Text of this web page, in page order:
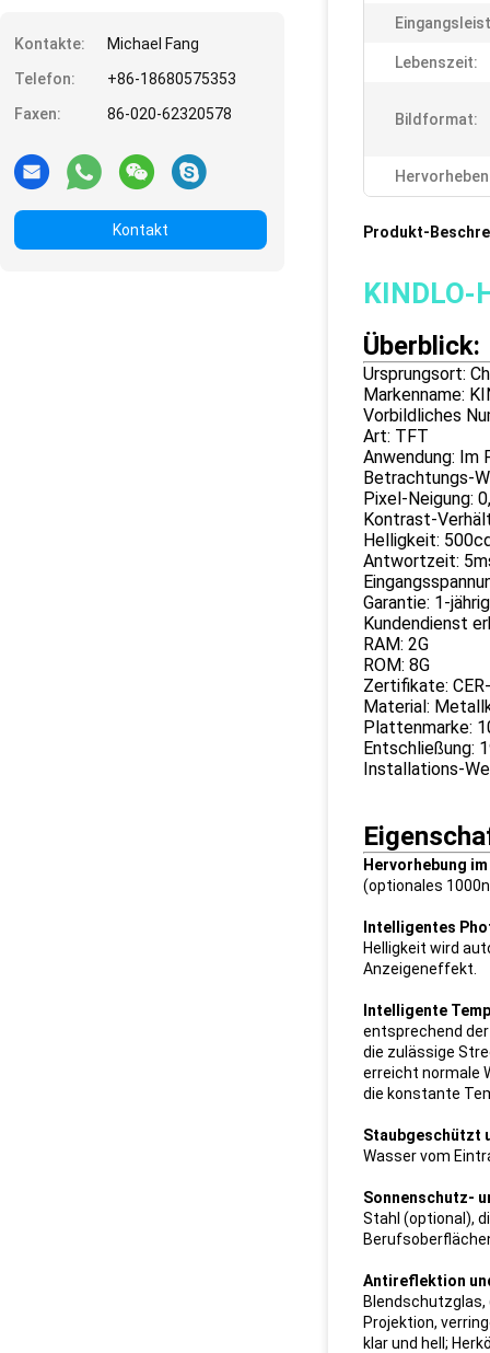
Kontakte:
Michael Fang
Telefon:
+86-18680575353
Faxen:
86-020-62320578
Kontakt
Lebenszeit:
Bildformat:
Produkt-
KINDLO-
Überblick:
Ursprungsort:
Markenname:
Vorbildliches
Art: TFT
Anwendung: Im
Betrachtungs-
Pixel-Neigung:
Kontrast-
Helligkeit:
Antwortzeit:
Garantie: 1-
Kundendienst
RAM: 2G
ROM: 8G
Zertifikate:
Material:
Plattenmarke:
Entschließung:
Installations-
Hervorhebung
(optionales
Intelligentes
Helligkeit wird
Anzeigeneffekt.
Intelligente
entsprechend
die zulässige
erreicht normale
die konstante
Staubgeschützt
Wasser vom
Sonnenschutz-
Stahl (optional),
Antireflektion
Projektion,
klar und hell;